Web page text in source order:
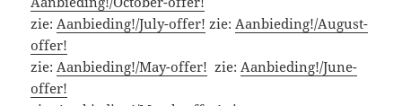
zie:Aanbieding!/July-offer! zie:Aanbieding!/August-
offer!
zie:Aanbieding!/May-offer! zie:Aanbieding!/June-
offer!